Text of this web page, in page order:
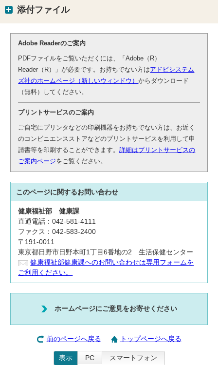
添付ファイル
Adobe Readerのご案内
PDFファイルをご覧いただくには、「Adobe（R）
Reader（R）」が必要です。お持ちでない方はアドビシステム
ズ社のホームページ（新しいウィンドウ）からダウンロード
（無料）してください。
プリントサービスのご案内
ご自宅にプリンタなどの印刷機器をお持ちでない方は、お近く
のコンビニエンスストアなどのプリントサービスを利用して申
請書等を印刷することができます。詳細はプリントサービスの
ご案内ページをご覧ください。
このページに関するお問い合わせ
健康福祉部健康課
直通電話：042-581-4111
ファクス：042-583-2400
〒191-0011
東京都日野市日野本町1丁目6番地の2 生活保健センター
健康福祉部健康課へのお問い合わせは専用フォームを
ご利用ください。
ホームページにご意見をお寄せください
前のページへ戻る トップページへ戻る
表示 PC スマートフォン